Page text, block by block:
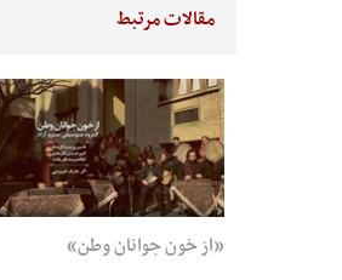
مقالات مرتبط
«از خون جوانان وطن»